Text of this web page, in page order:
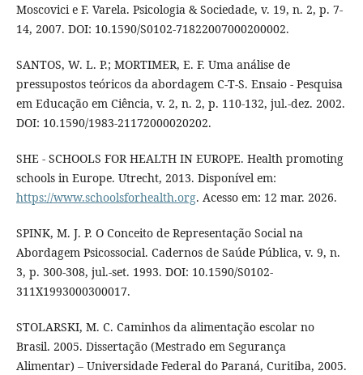
Moscovici e F. Varela. Psicologia & Sociedade, v. 19, n. 2, p. 7-
14, 2007. DOI: 10.1590/S0102-71822007000200002.
SANTOS, W. L. P.; MORTIMER, E. F. Uma análise de
pressupostos teóricos da abordagem C-T-S. Ensaio - Pesquisa
em Educação em Ciência, v. 2, n. 2, p. 110-132, jul.-dez. 2002.
DOI: 10.1590/1983-21172000020202.
SHE - SCHOOLS FOR HEALTH IN EUROPE. Health promoting
schools in Europe. Utrecht, 2013. Disponível em:
https://www.schoolsforhealth.org. Acesso em: 12 mar. 2026.
SPINK, M. J. P. O Conceito de Representação Social na
Abordagem Psicossocial. Cadernos de Saúde Pública, v. 9, n.
3, p. 300-308, jul.-set. 1993. DOI: 10.1590/S0102-
311X1993000300017.
STOLARSKI, M. C. Caminhos da alimentação escolar no
Brasil. 2005. Dissertação (Mestrado em Segurança
Alimentar) – Universidade Federal do Paraná, Curitiba, 2005.